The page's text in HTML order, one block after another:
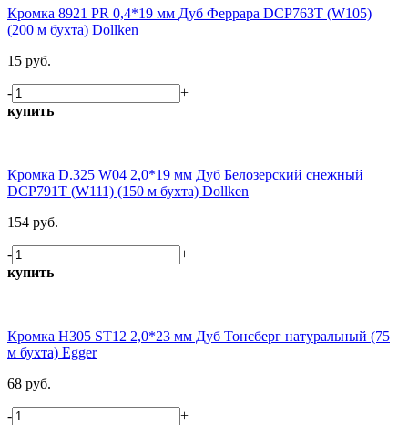
Кромка 8921 PR 0,4*19 мм Дуб Феррара DCP763T (W105)
(200 м бухта) Dollken
15 руб.
-
+
купить
Кромка D.325 W04 2,0*19 мм Дуб Белозерский снежный
DCP791T (W111) (150 м бухта) Dollken
154 руб.
-
+
купить
Кромка H305 ST12 2,0*23 мм Дуб Тонсберг натуральный (75
м бухта) Egger
68 руб.
-
+